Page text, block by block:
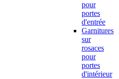
pour
portes
d'entrée
Garnitures
sur
rosaces
pour
portes
d'intérieur